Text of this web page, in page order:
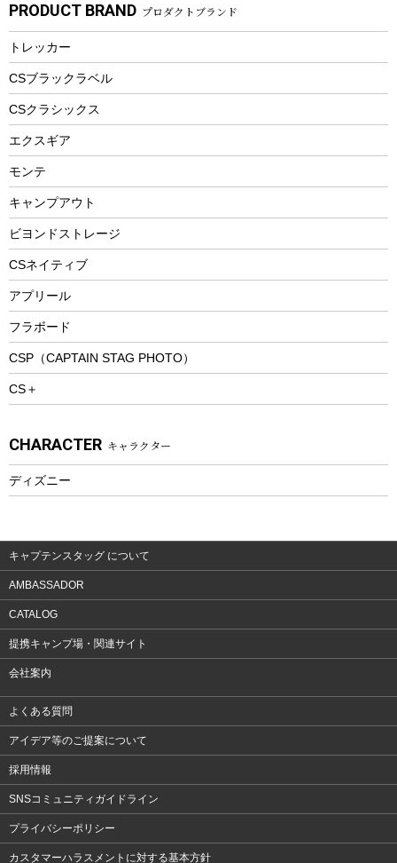
マグカップ、カップ
ステンレスボトル
フードボトル
トレー
ランチョンマット
ランチボックス
スプレー関係
ツール、他
ヘルメット
エアーポンプ
アクセサリー
自転車ウェア
パラソル
フローティングベスト
ヘルメット
エアーポンプ
ビーチテント
ウィンター
スノーシュー
防寒ウェア
トレッキング
トレッキングアクセサリー
プレイグッズ
ウェルネス
ウェア、タオル
ウェア
湯たんぽ
防災用品
PRODUCT BRAND プロダクトブランド
トレッカー
CSブラックラベル
CSクラシックス
エクスギア
モンテ
キャンプアウト
ビヨンドストレージ
CSネイティブ
アプリール
フラボード
CSP（CAPTAIN STAG PHOTO）
CS＋
CHARACTER キャラクター
ディズニー
キャプテンスタッグ について
AMBASSADOR
CATALOG
提携キャンプ場・関連サイト
会社案内
よくある質問
アイデア等のご提案について
採用情報
SNSコミュニティガイドライン
プライバシーポリシー
カスタマーハラスメントに対する基本方針